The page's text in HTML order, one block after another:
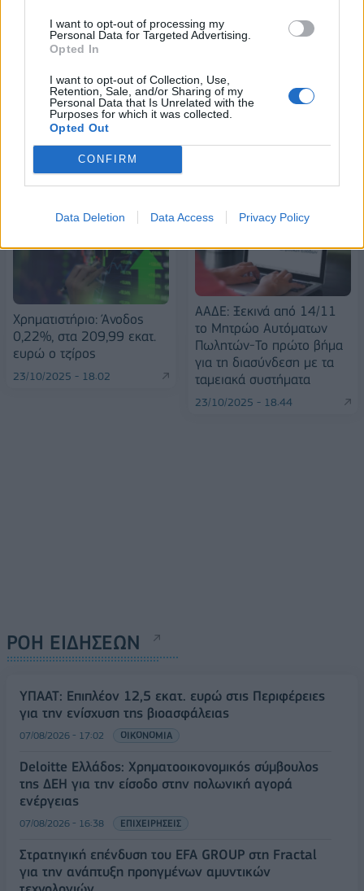
I want to opt-out of processing my
Personal Data for Targeted Advertising.
Opted In
I want to opt-out of Collection, Use,
Retention, Sale, and/or Sharing of my
Personal Data that Is Unrelated with the
Purposes for which it was collected.
Opted Out
CONFIRM
Data Deletion Data Access Privacy Policy
Alpha Bank: Για πρώτη φορά το Αρχαίο Θέατρο Επιδαύρου άνοιξε τις
ΠΕΡΙΣΣΌΤΕΡΑ ΣΕ ΑΥΤΉ ΤΗΝ ΚΑΤΗΓΟΡΊΑ
Χρηματιστήριο: Άνοδος
0,22%, στα 209,99 εκατ.
ευρώ ο τζίρος
23/10/2025 - 18:02
ΑΑΔΕ: Ξεκινά από 14/11
το Μητρώο Αυτόματων
Πωλητών-Το πρώτο βήμα
για τη διασύνδεση με τα
ταμειακά συστήματα
23/10/2025 - 18:44
ΡΟΗ ΕΙΔΗΣΕΩΝ
ΥΠΑΑΤ: Επιπλέον 12,5 εκατ. ευρώ στις Περιφέρειες
για την ενίσχυση της βιοασφάλειας
07/08/2026 - 17:02 ΟΙΚΟΝΟΜΙΑ
Deloitte Ελλάδος: Χρηματοοικονομικός σύμβουλος
της ΔΕΗ για την είσοδο στην πολωνική αγορά
ενέργειας
07/08/2026 - 16:38 ΕΠΙΧΕΙΡΗΣΕΙΣ
Στρατηγική επένδυση του EFA GROUP στη Fractal
για την ανάπτυξη προηγμένων αμυντικών